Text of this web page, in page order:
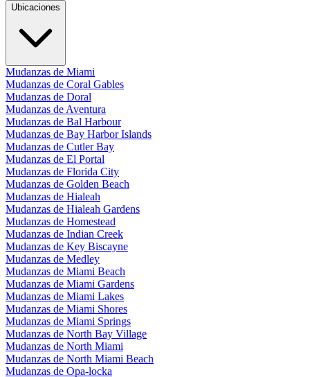
Ubicaciones
Mudanzas de Miami
Mudanzas de Coral Gables
Mudanzas de Doral
Mudanzas de Aventura
Mudanzas de Bal Harbour
Mudanzas de Bay Harbor Islands
Mudanzas de Cutler Bay
Mudanzas de El Portal
Mudanzas de Florida City
Mudanzas de Golden Beach
Mudanzas de Hialeah
Mudanzas de Hialeah Gardens
Mudanzas de Homestead
Mudanzas de Indian Creek
Mudanzas de Key Biscayne
Mudanzas de Medley
Mudanzas de Miami Beach
Mudanzas de Miami Gardens
Mudanzas de Miami Lakes
Mudanzas de Miami Shores
Mudanzas de Miami Springs
Mudanzas de North Bay Village
Mudanzas de North Miami
Mudanzas de North Miami Beach
Mudanzas de Opa-locka